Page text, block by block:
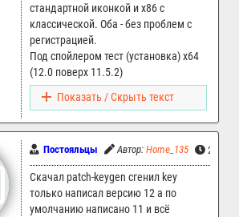
стандартной иконкой и x86 с
классической. Оба - без проблем с
регистрацией.
Под спойлером тест (установка) x64
(12.0 поверх 11.5.2)
Показать / Скрыть текст
Постояльцы Автор: Home_135
Скачал patch-keygen сгенил key
только написал версию 12 а по
умолчанию написано 11 и всё